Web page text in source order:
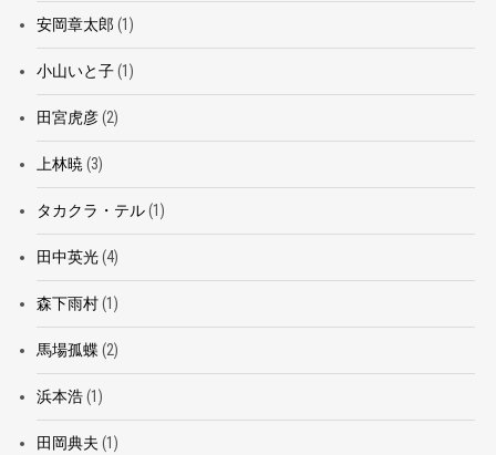
安岡章太郎 (1)
小山いと子(1)
田宮虎彦(2)
上林暁 (3)
タカクラ・テル(1)
田中英光(4)
森下雨村(1)
馬場孤蝶 (2)
浜本浩(1)
田岡典夫 (1)